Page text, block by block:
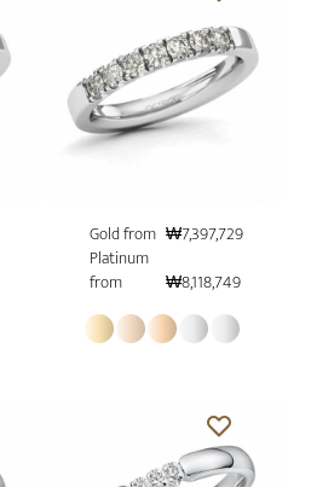
Gold from ₩7,397,729
Platinum
from
₩8,118,749